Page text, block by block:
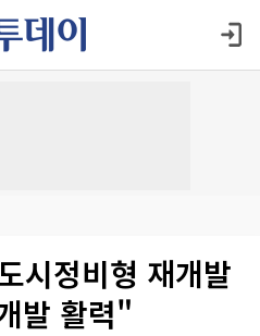
시정비형 재개발
발 활력"